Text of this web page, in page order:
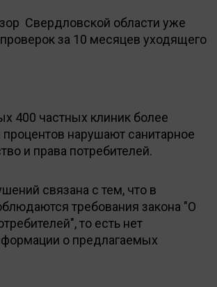
Свердловской области уже
за 10 месяцев уходящего
400 частных клиник более
нарушают санитарное
и права потребителей.
связана с тем, что в
требования закона "О
то есть нет
о предлагаемых